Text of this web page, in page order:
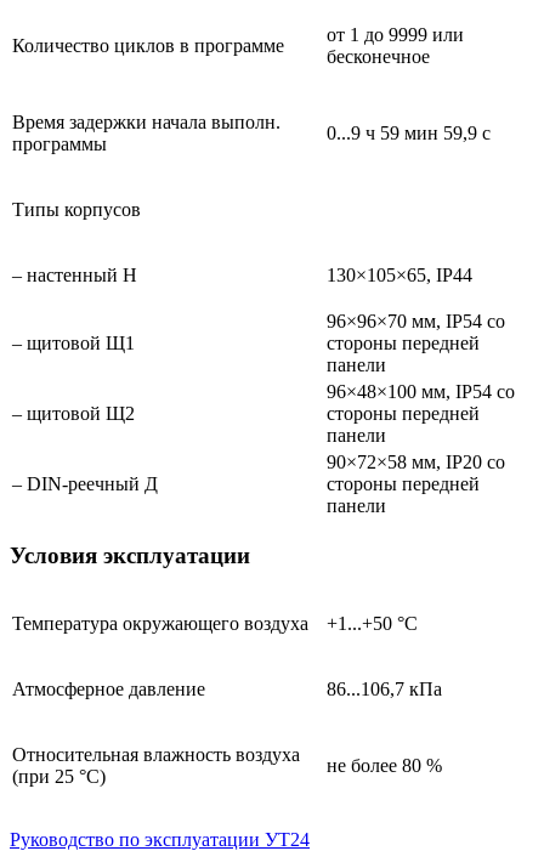
Количество циклов в программе
от 1 до 9999 или
бесконечное
Время задержки начала выполн.
программы
0...9 ч 59 мин 59,9 с
Типы корпусов
– настенный Н 130×105×65, IP44
– щитовой Щ1
96×96×70 мм, IP54 со
стороны передней
панели
– щитовой Щ2
96×48×100 мм, IP54 со
стороны передней
панели
– DIN-реечный Д
90×72×58 мм, IP20 со
стороны передней
панели
Условия эксплуатации
Температура окружающего воздуха +1...+50 °С
Атмосферное давление 86...106,7 кПа
Относительная влажность воздуха
(при 25 °С)
не более 80 %
Руководство по эксплуатации УТ24